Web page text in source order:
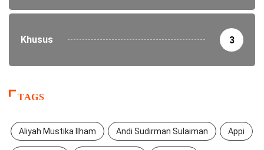
Khusus 3
TAGS
Aliyah Mustika Ilham Andi Sudirman Sulaiman Appi